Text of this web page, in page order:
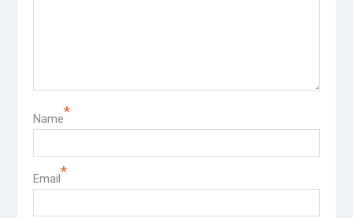
Name*
Email*